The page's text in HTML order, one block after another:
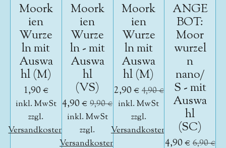
Moork
ien
Wurze
ln mit
Auswa
hl (M)
1,90 €
inkl. MwSt
zzgl.
Versandkosten
Moork
ien
Wurze
ln - mit
Auswa
hl
(VS)
4,90 € 9,90 €
inkl. MwSt
zzgl.
Versandkosten
Moork
ien
Wurze
ln mit
Auswa
hl (M)
2,90 € 4,90 €
inkl. MwSt
zzgl.
Versandkosten
ANGE
BOT:
Moor
wurzel
n
nano/
S - mit
Auswa
hl
(SC)
4,90 €6,90 €